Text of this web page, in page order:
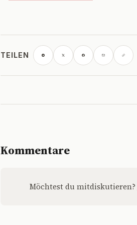
TEILEN
Kommentare
Möchtest du mitdiskutieren?